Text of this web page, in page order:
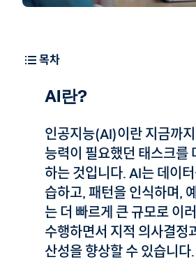
목차
AI란?
인공지능(AI)이란 지금까
능력이 필요했던 태스크를
하는 것입니다. AI는 데이
습하고, 패턴을 인식하며,
는 더 빠르게 큰 규모로 이
수행하면서 지적 의사결정
산성을 향상할 수 있습니다.